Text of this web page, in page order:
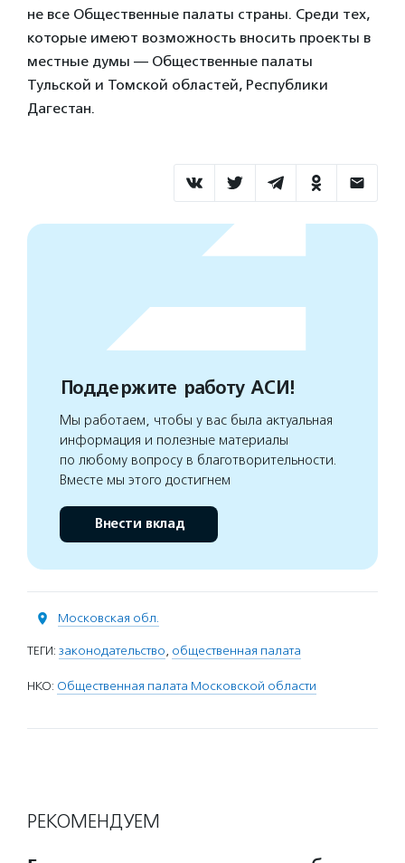
не все Общественные палаты страны. Среди тех,
которые имеют возможность вносить проекты в
местные думы — Общественные палаты
Тульской и Томской областей, Республики
Дагестан.
Поддержите работу АСИ!
Мы работаем, чтобы у вас была актуальная
информация и полезные материалы
по любому вопросу в благотворительности.
Вместе мы этого достигнем
Внести вклад
Московская обл.
ТЕГИ: законодательство, общественная палата
НКО: Общественная палата Московской области
РЕКОМЕНДУЕМ